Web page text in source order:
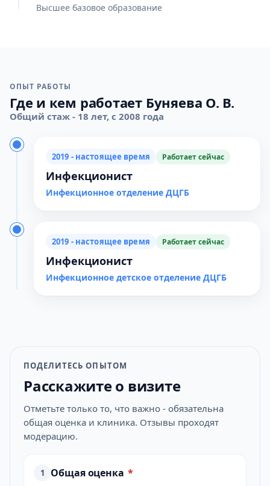
Высшее базовое образование
ОПЫТ РАБОТЫ
Где и кем работает Буняева О. В.
Общий стаж - 18 лет, с 2008 года
2019 - настоящее время Работает сейчас
Инфекционист
Инфекционное отделение ДЦГБ
2019 - настоящее время Работает сейчас
Инфекционист
Инфекционное детское отделение ДЦГБ
ПОДЕЛИТЕСЬ ОПЫТОМ
Расскажите о визите
Отметьте только то, что важно - обязательна
общая оценка и клиника. Отзывы проходят
модерацию.
1 Общая оценка *